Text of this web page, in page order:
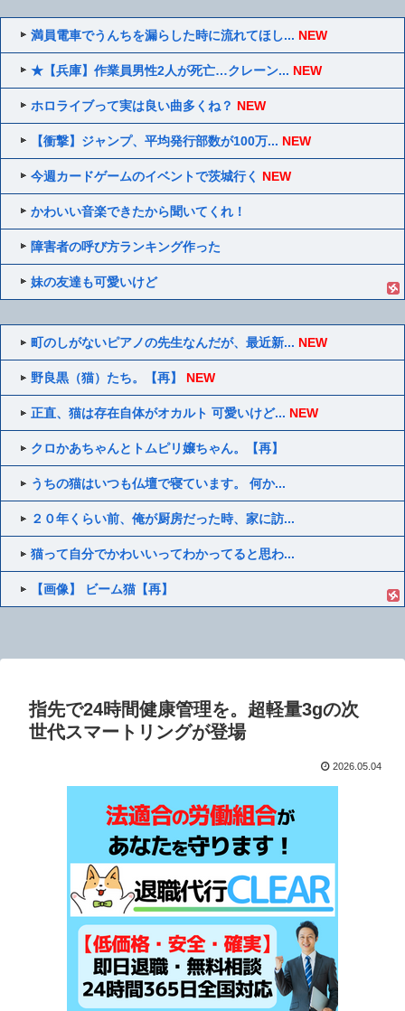
満員電車でうんちを漏らした時に流れてほし... NEW
★【兵庫】作業員男性2人が死亡…クレーン... NEW
ホロライブって実は良い曲多くね？ NEW
【衝撃】ジャンプ、平均発行部数が100万... NEW
今週カードゲームのイベントで茨城行く NEW
かわいい音楽できたから聞いてくれ！
障害者の呼び方ランキング作った
妹の友達も可愛いけど
町のしがないピアノの先生なんだが、最近新... NEW
野良黒（猫）たち。【再】 NEW
正直、猫は存在自体がオカルト 可愛いけど... NEW
クロかあちゃんとトムピリ嬢ちゃん。【再】
うちの猫はいつも仏壇で寝ています。 何か...
２０年くらい前、俺が厨房だった時、家に訪...
猫って自分でかわいいってわかってると思わ...
【画像】 ビーム猫【再】
指先で24時間健康管理を。超軽量3gの次
世代スマートリングが登場
2026.05.04